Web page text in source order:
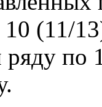
10 (11/
по